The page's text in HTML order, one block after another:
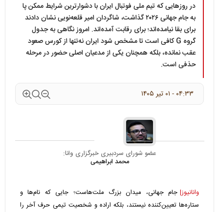
در روزهایی که تیم ملی فوتبال ایران با دشوارترین شرایط ممکن پا
به جام جهانی ۲۰۲۶ گذاشت، شاگردان امیر قلعه‌نویی نشان دادند
برای بقا نیامده‌اند؛ برای رقابت آمده‌اند. امروز نگاهی به جدول
گروه G کافی است تا مشخص شود ایران نه‌تنها از کورس صعود
عقب نمانده، بلکه همچنان یکی از مدعیان اصلی حضور در مرحله
حذفی است.
۰۴:۳۳ - ۰۱ تير ۱۴۰۵
عضو شورای سردبیری خبرگزاری وانا:
محمد ابراهیمی
وانانیوز| جام جهانی، میدان بزرگ ملت‌هاست؛ جایی که نام‌ها و
ستاره‌ها تعیین‌کننده نیستند، بلکه اراده و شخصیت تیمی حرف آخر را